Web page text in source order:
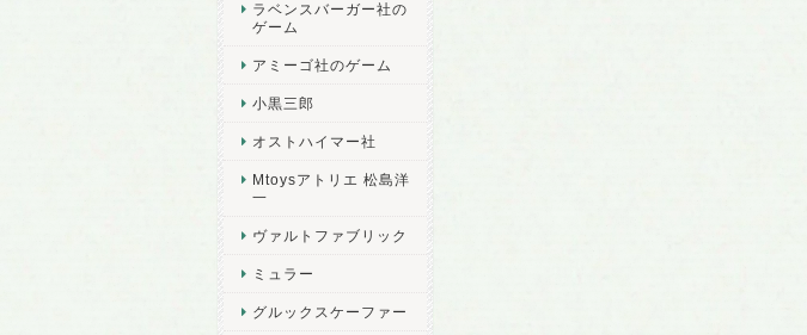
ラベンスバーガー社の
ゲーム
アミーゴ社のゲーム
小黒三郎
オストハイマー社
Mtoysアトリエ 松島洋
一
ヴァルトファブリック
ミュラー
グルックスケーファー